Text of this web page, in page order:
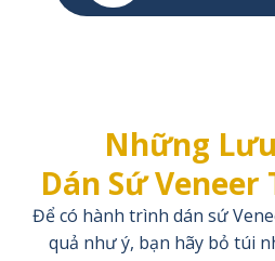
Những
Dán Sứ Veneer
Để có hành trình dán sứ
quả như ý, bạn hãy bỏ túi